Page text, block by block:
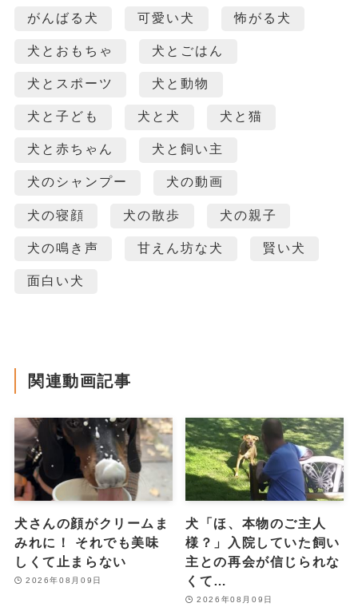
がんばる犬 可愛い犬 怖がる犬
犬とおもちゃ 犬とごはん
犬とスポーツ 犬と動物
犬と子ども 犬と犬 犬と猫
犬と赤ちゃん 犬と飼い主
犬のシャンプー 犬の動画
犬の寝顔 犬の散歩 犬の親子
犬の鳴き声 甘えん坊な犬 賢い犬
面白い犬
関連動画記事
犬さんの顔がクリームま
みれに！ それでも美味
しくて止まらない
2026年08月09日
犬「ほ、本物のご主人
様？」入院していた飼い
主との再会が信じられな
くて…
2026年08月09日